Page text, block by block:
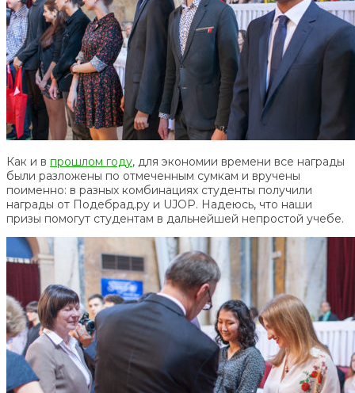
Как и в прошлом году, для экономии времени все награды
были разложены по отмеченным сумкам и вручены
поименно: в разных комбинациях студенты получили
награды от Подебрад.ру и UJOP. Надеюсь, что наши
призы помогут студентам в дальнейшей непростой учебе.